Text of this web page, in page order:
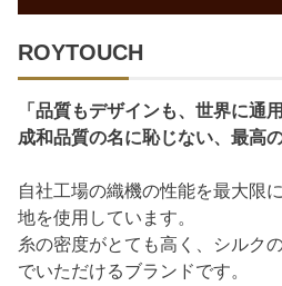
ROYTOUCH
「品質もデザインも、世界に通
成和品質の名に恥じない、最高
自社工場の織機の性能を最大限
地を使用しています。
糸の密度がとても高く、シルク
でいただけるブランドです。